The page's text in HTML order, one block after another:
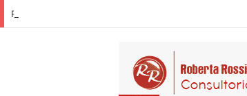
Rosangela Donadon tem candidatura à reeleição